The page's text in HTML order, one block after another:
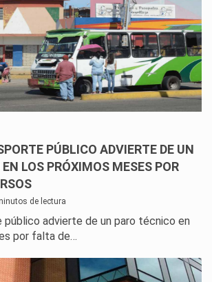
PÚBLICO ADVIERTE DE UN
LOS PRÓXIMOS MESES POR
de lectura
advierte de un paro técnico en
por falta de…